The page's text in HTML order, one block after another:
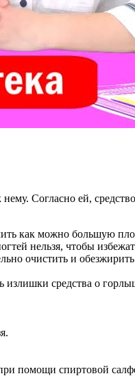
нему. Согласно ей,
как можно большую
нельзя, чтобы
очистить и
средства о
помощи спиртовой